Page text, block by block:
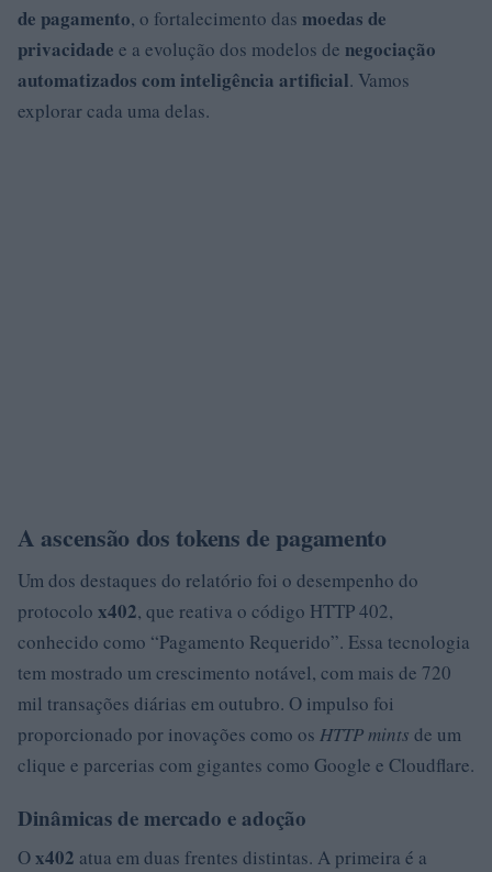
de pagamento, o fortalecimento das moedas de
privacidade e a evolução dos modelos de negociação
automatizados com inteligência artificial. Vamos
explorar cada uma delas.
A ascensão dos tokens de pagamento
Um dos destaques do relatório foi o desempenho do
protocolo x402, que reativa o código HTTP 402,
conhecido como “Pagamento Requerido”. Essa tecnologia
tem mostrado um crescimento notável, com mais de 720
mil transações diárias em outubro. O impulso foi
proporcionado por inovações como os HTTP mints de um
clique e parcerias com gigantes como Google e Cloudflare.
Dinâmicas de mercado e adoção
Ox402 atua em duas frentes distintas. A primeira é a